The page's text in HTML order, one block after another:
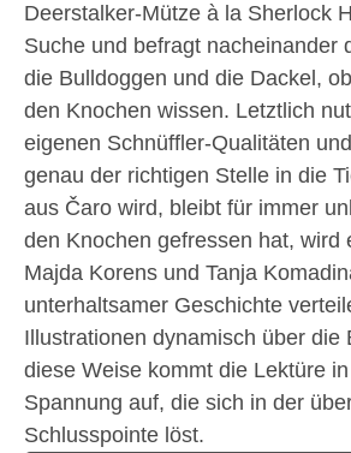
Deerstalker-Mütze à la Sherlock
Suche und befragt nacheinander
die Bulldoggen und die Dackel,
den Knochen wissen. Letztlich
eigenen Schnüffler-Qualitäten
genau der richtigen Stelle in die
aus Čaro wird, bleibt für immer
den Knochen gefressen hat, wird
Majda Korens und Tanja
unterhaltsamer Geschichte
Illustrationen dynamisch über die
diese Weise kommt die Lektüre
Spannung auf, die sich in der
Schlusspointe löst.